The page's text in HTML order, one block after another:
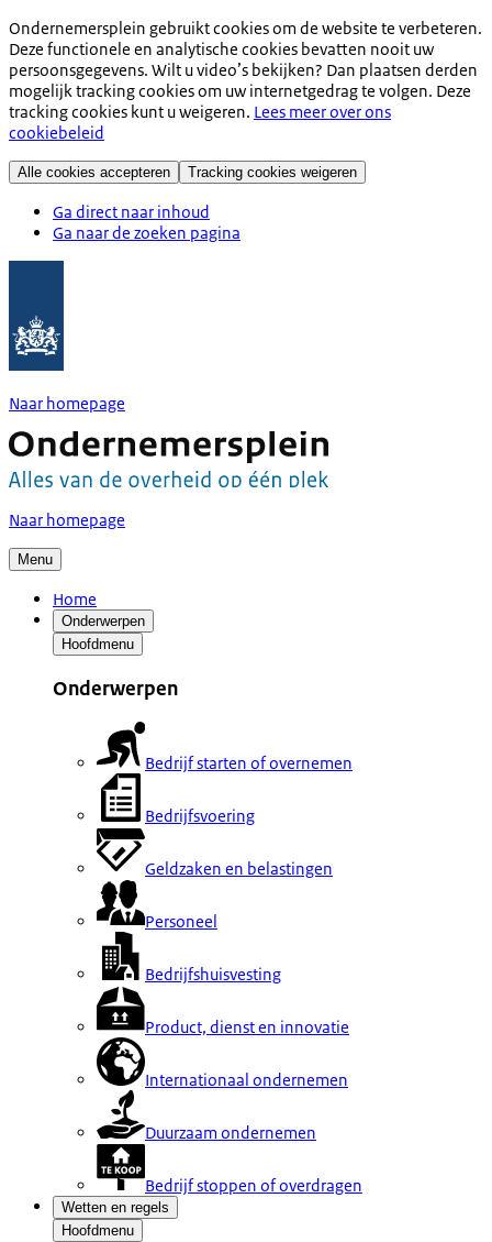
Ondernemersplein gebruikt cookies om de website te verbeteren.
Deze functionele en analytische cookies bevatten nooit uw
persoonsgegevens. Wilt u video’s bekijken? Dan plaatsen derden
mogelijk tracking cookies om uw internetgedrag te volgen. Deze
tracking cookies kunt u weigeren. Lees meer over ons
cookiebeleid
Alle cookies accepteren Tracking cookies weigeren
Ga direct naar inhoud
Ga naar de zoeken pagina
Naar homepage
Naar homepage
Menu
Home
Onderwerpen
Hoofdmenu
Onderwerpen
Bedrijf starten of overnemen
Bedrijfsvoering
Geldzaken en belastingen
Personeel
Bedrijfshuisvesting
Product, dienst en innovatie
Internationaal ondernemen
Duurzaam ondernemen
Bedrijf stoppen of overdragen
Wetten en regels
Hoofdmenu